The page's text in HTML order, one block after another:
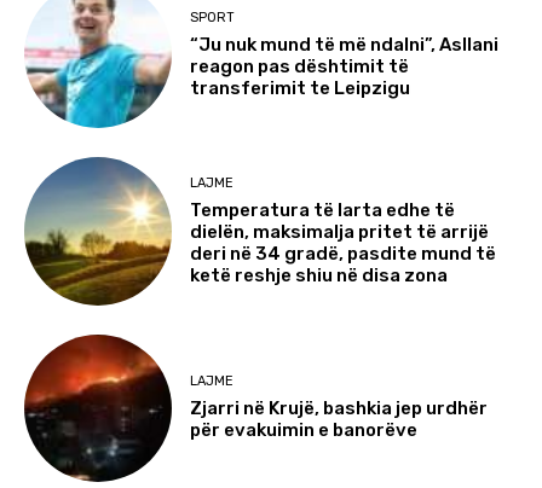
SPORT
“Ju nuk mund të më ndalni”, Asllani
reagon pas dështimit të
transferimit te Leipzigu
LAJME
Temperatura të larta edhe të
dielën, maksimalja pritet të arrijë
deri në 34 gradë, pasdite mund të
ketë reshje shiu në disa zona
LAJME
Zjarri në Krujë, bashkia jep urdhër
për evakuimin e banorëve